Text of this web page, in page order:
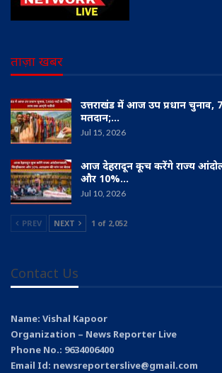
ताज़ा खबर
उत्तराखंड में आज उप प्रधान चुनाव,
मतदान;…
Jul 15, 2026
आज देहरादून कूच करेंगे राज्य
और 10%…
Jul 10, 2026
PREV NEXT 1 of 2,052
Contact Us
Name: Vishal Kapoor
Organization – News Reporter Live
Phone No.: 9634006400
Email Id: newsreporterslive@gmail.com